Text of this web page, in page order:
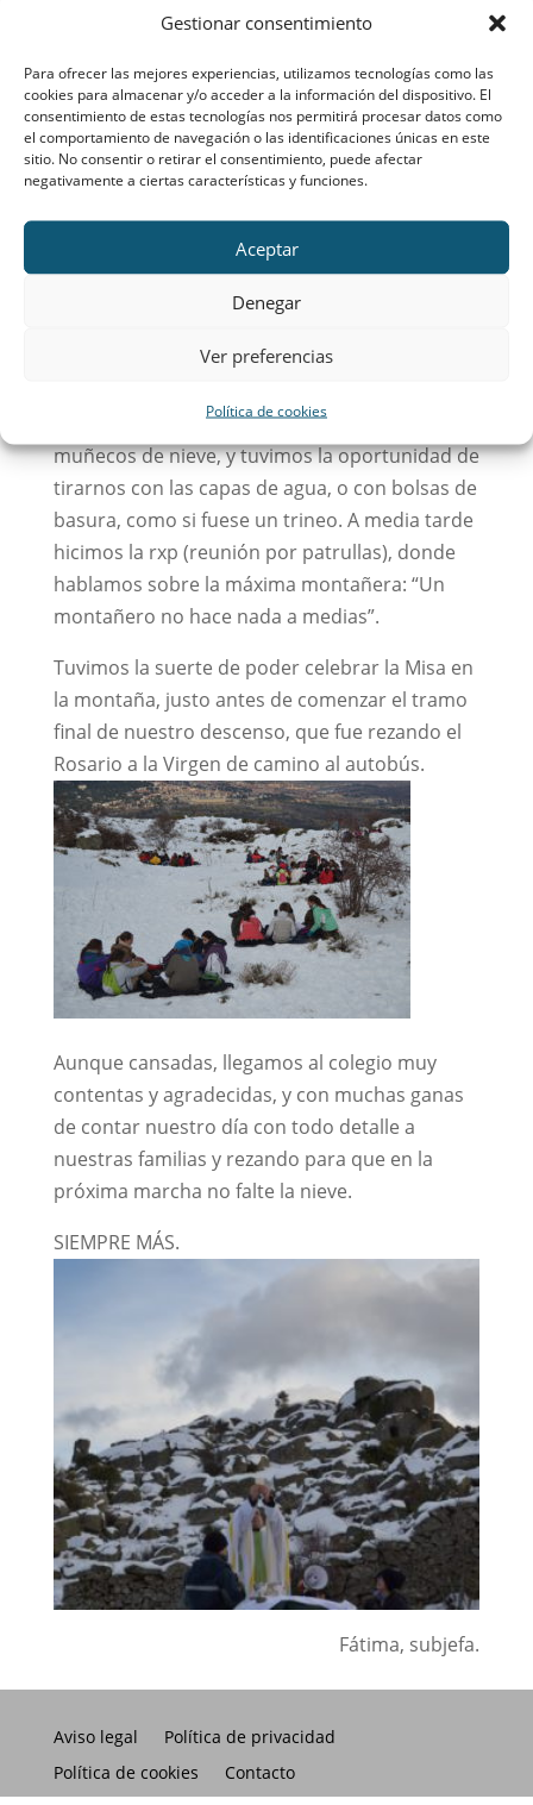
Gestionar consentimiento
Para ofrecer las mejores experiencias, utilizamos tecnologías como las
cookies para almacenar y/o acceder a la información del dispositivo. El
consentimiento de estas tecnologías nos permitirá procesar datos como
el comportamiento de navegación o las identificaciones únicas en este
sitio. No consentir o retirar el consentimiento, puede afectar
negativamente a ciertas características y funciones.
Aceptar
Denegar
Ver preferencias
Política de cookies
Si en la subida algunas nos habíamos caído, en
siempre seguido de una carcajada. Hicimos
muñecos de nieve, y tuvimos la oportunidad de
tirarnos con las capas de agua, o con bolsas de
basura, como si fuese un trineo. A media tarde
hicimos la rxp (reunión por patrullas), donde
hablamos sobre la máxima montañera: “Un
montañero no hace nada a medias”.
Tuvimos la suerte de poder celebrar la Misa en
la montaña, justo antes de comenzar el tramo
final de nuestro descenso, que fue rezando el
Rosario a la Virgen de camino al autobús.
Aunque cansadas, llegamos al colegio muy
contentas y agradecidas, y con muchas ganas
de contar nuestro día con todo detalle a
nuestras familias y rezando para que en la
próxima marcha no falte la nieve.
SIEMPRE MÁS.
Fátima, subjefa.
Aviso legal
Política de privacidad
Política de cookies
Contacto